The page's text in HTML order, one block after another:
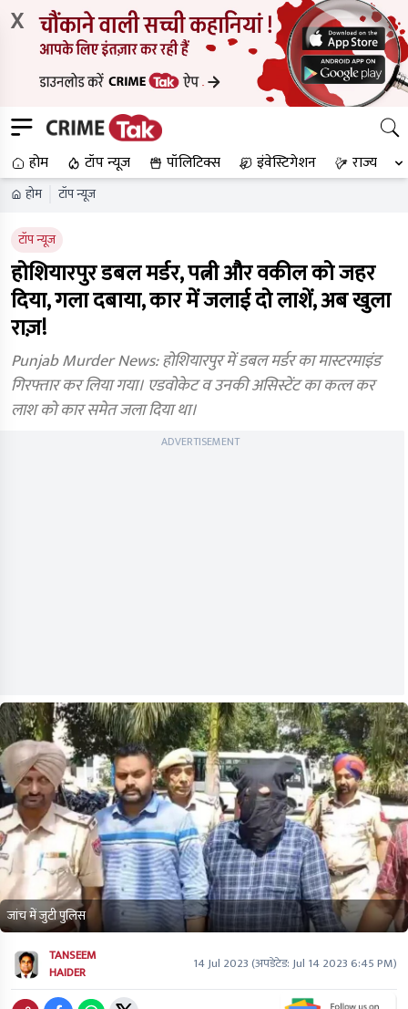
X
होम टॉप न्यूज पॉलिटिक्स इंवेस्टिगेशन राज्य
होम टॉप न्यूज
टॉप न्यूज
होशियारपुर डबल मर्डर, पत्नी और वकील को जहर
दिया, गला दबाया, कार में जलाई दो लाशें, अब खुला
राज़!
Punjab Murder News: होशियारपुर में डबल मर्डर का मास्टरमाइंड
गिरफ्तार कर लिया गया। एडवोकेट व उनकी असिस्टेंट का कत्ल कर
लाश को कार समेत जला दिया था।
ADVERTISEMENT
जांच में जुटी पुलिस
TANSEEM
HAIDER
14 Jul 2023(अपडेटेड:Jul 14 2023 6:45 PM)